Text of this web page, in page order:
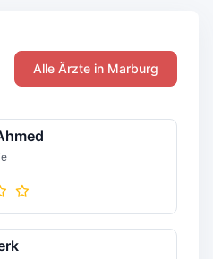
Alle Ärzte in Marburg